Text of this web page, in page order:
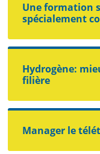
Une formation
spécialement
Hydrogène:
filière
Manager le